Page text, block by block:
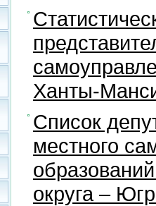
Ханты-
Список
местного
округа –